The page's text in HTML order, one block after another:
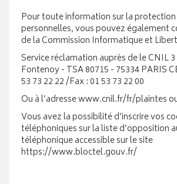
Pour toute information sur la
personnelles, vous pouvez également
de la Commission Informatique et
Service réclamation auprès de le CNIL
Fontenoy - TSA 80715 - 75334 PARIS
53 73 22 22 /Fax : 01 53 73 22 00
Ou à l’adresse www.cnil.fr/fr/plaintes
Vous avez la possibilité d’inscrire vos
téléphoniques sur la liste d’opposition
téléphonique accessible sur le site
https://www.bloctel.gouv.fr/